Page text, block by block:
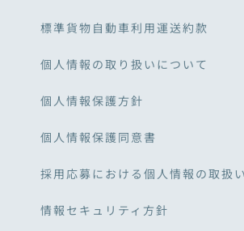
標準貨物自動車利用運送約款
個人情報の取り扱いについて
個人情報保護方針
個人情報保護同意書
採用応募における個人情報の取扱
情報セキュリティ方針